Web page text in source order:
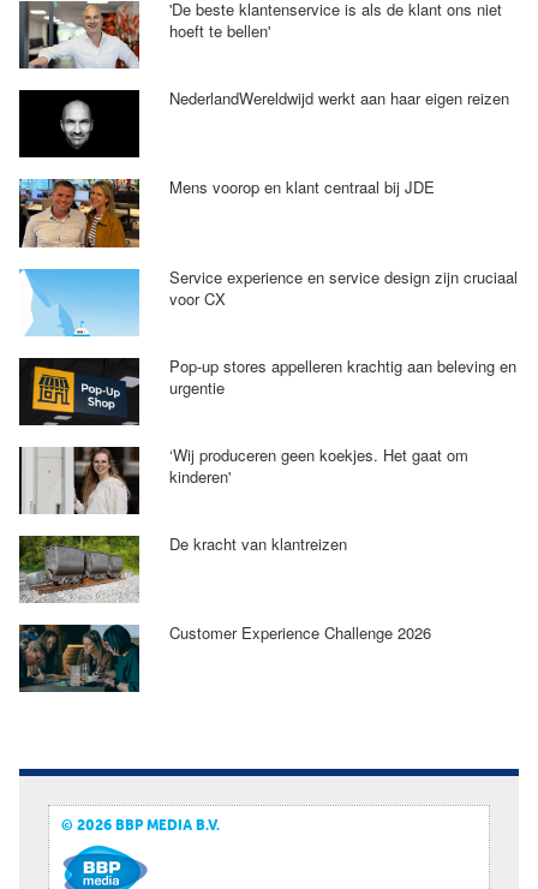
'De beste klantenservice is als de klant ons niet
hoeft te bellen'
NederlandWereldwijd werkt aan haar eigen reizen
Mens voorop en klant centraal bij JDE
Service experience en service design zijn cruciaal
voor CX
Pop-up stores appelleren krachtig aan beleving en
urgentie
‘Wij produceren geen koekjes. Het gaat om
kinderen'
De kracht van klantreizen
Customer Experience Challenge 2026
© 2026 BBP MEDIA B.V.